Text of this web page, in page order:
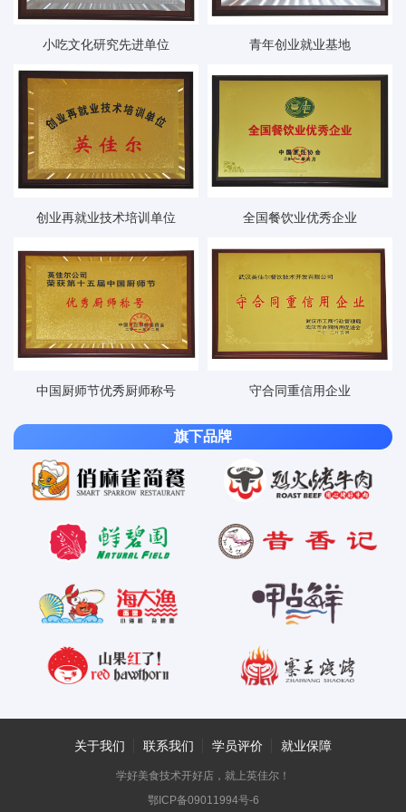
小吃文化研究先进单位 青年创业就业基地
创业再就业技术培训单位 全国餐饮业优秀企业
中国厨师节优秀厨师称号 守合同重信用企业
旗下品牌
关于我们 联系我们 学员评价 就业保障
学好美食技术开好店，就上英佳尔！
鄂ICP备09011994号-6